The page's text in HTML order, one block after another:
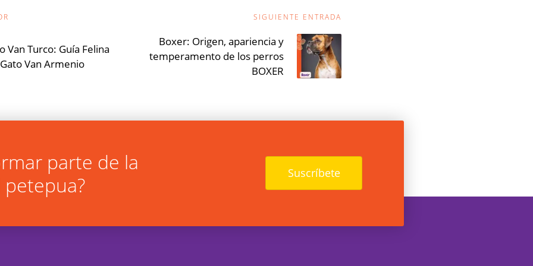
Van Turco: Guía Felina
Van Armenio
SIGUIENTE ENTRADA
Boxer: Origen, apariencia y
temperamento de los perros
BOXER
parte de la
Suscríbete